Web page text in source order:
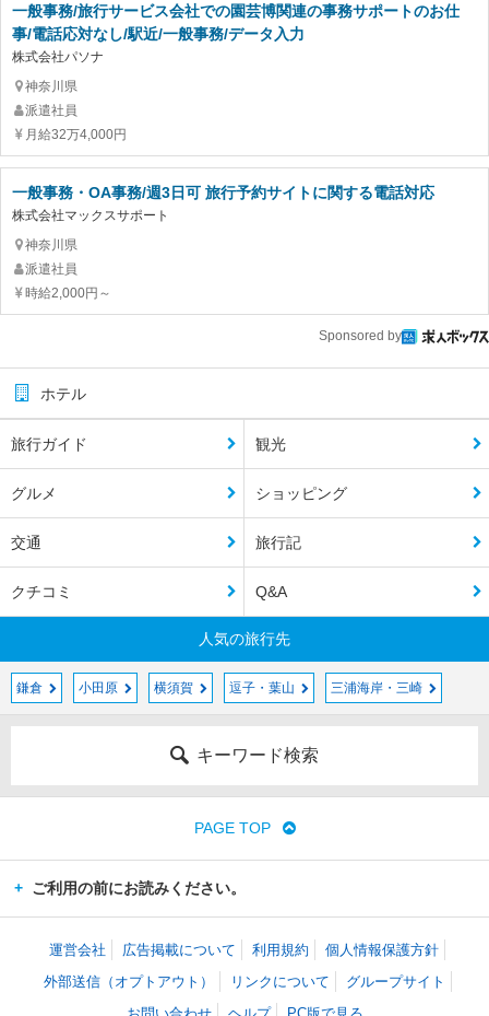
一般事務/旅行サービス会社での園芸博関連の事務サポートのお仕
事/電話応対なし/駅近/一般事務/データ入力
株式会社パソナ
神奈川県
派遣社員
月給32万4,000円
一般事務・OA事務/週3日可 旅行予約サイトに関する電話対応
株式会社マックスサポート
神奈川県
派遣社員
時給2,000円～
Sponsored by
ホテル
旅行ガイド 観光
グルメ ショッピング
交通 旅行記
クチコミ Q&A
人気の旅行先
鎌倉 小田原 横須賀 逗子・葉山 三浦海岸・三崎
キーワード検索
PAGE TOP
ご利用の前にお読みください。
運営会社 広告掲載について 利用規約
個人情報保護方針
外部送信（オプトアウト）
リンクについて
グループサイト